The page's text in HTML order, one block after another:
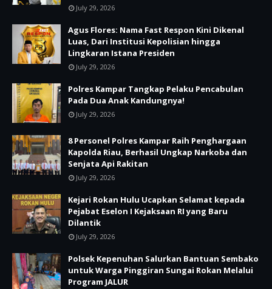
July 29, 2026
Agus Flores: Nama Fast Respon Kini Dikenal
Luas, Dari Institusi Kepolisian hingga
Lingkaran Istana Presiden
July 29, 2026
Polres Kampar Tangkap Pelaku Pencabulan
Pada Dua Anak Kandungnya!
July 29, 2026
8 Personel Polres Kampar Raih Penghargaan
Kapolda Riau, Berhasil Ungkap Narkoba dan
Senjata Api Rakitan
July 29, 2026
Kejari Rokan Hulu Ucapkan Selamat kepada
Pejabat Eselon I Kejaksaan RI yang Baru
Dilantik
July 29, 2026
Polsek Kepenuhan Salurkan Bantuan Sembako
untuk Warga Pinggiran Sungai Rokan Melalui
Program JALUR